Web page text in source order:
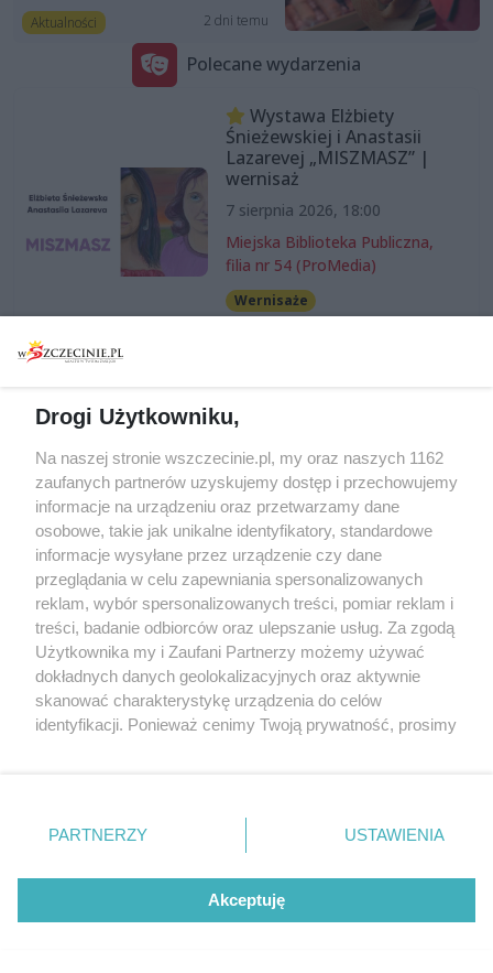
Aktualności 2 dni temu
Polecane wydarzenia
Wystawa Elżbiety
Śnieżewskiej i Anastasii
Lazarevej „MISZMASZ” |
wernisaż
7 sierpnia 2026, 18:00
Miejska Biblioteka Publiczna,
filia nr 54 (ProMedia)
Wernisaże
7 sierpnia 2026, 20:00
Teatr Letni im. Heleny
Majdaniec
Koncerty
Artykuły
Szczecińscy pionierzy
Miejsca
Restauracje
Drogi Użytkowniku,
Na naszej stronie wszczecinie.pl, my oraz naszych 1162
zaufanych partnerów uzyskujemy dostęp i przechowujemy
informacje na urządzeniu oraz przetwarzamy dane
osobowe, takie jak unikalne identyfikatory, standardowe
informacje wysyłane przez urządzenie czy dane
przeglądania w celu zapewniania spersonalizowanych
reklam, wybór spersonalizowanych treści, pomiar reklam i
treści, badanie odbiorców oraz ulepszanie usług. Za zgodą
Użytkownika my i Zaufani Partnerzy możemy używać
dokładnych danych geolokalizacyjnych oraz aktywnie
skanować charakterystykę urządzenia do celów
identyfikacji. Ponieważ cenimy Twoją prywatność, prosimy
prywatności znajdujący się w lewym dolnym rogu strony
. Niektóre rodzaje przetwarzania danych nie wymagają
takiemu przetwarzaniu. Preferencje będą miały
zastosowania tylko na tej witrynie.
PARTNERZY USTAWIENIA
Akceptuję